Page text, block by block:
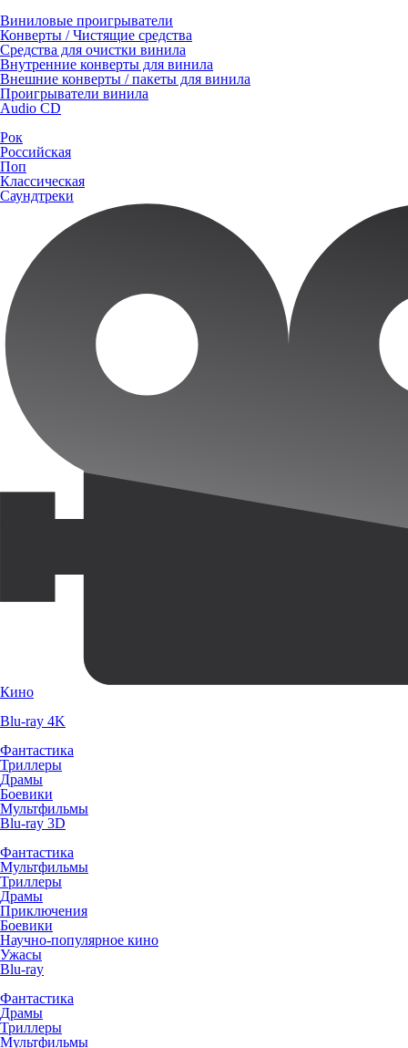
Виниловые проигрыватели
Конверты / Чистящие средства
Средства для очистки винила
Внутренние конверты для винила
Внешние конверты / пакеты для винила
Проигрыватели винила
Audio CD
Рок
Российская
Поп
Классическая
Саундтреки
Кино
Blu-ray 4K
Фантастика
Триллеры
Драмы
Боевики
Мультфильмы
Blu-ray 3D
Фантастика
Мультфильмы
Триллеры
Драмы
Приключения
Боевики
Научно-популярное кино
Ужасы
Blu-ray
Фантастика
Драмы
Триллеры
Мультфильмы